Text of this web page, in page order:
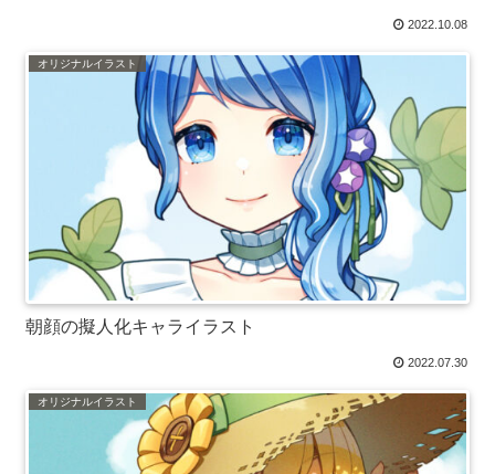
2022.10.08
オリジナルイラスト
朝顔の擬人化キャライラスト
2022.07.30
オリジナルイラスト